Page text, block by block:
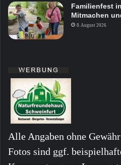
Familienfest
Mitmachen
8. August 2026
Alle Angaben ohne
Fotos sind ggf.